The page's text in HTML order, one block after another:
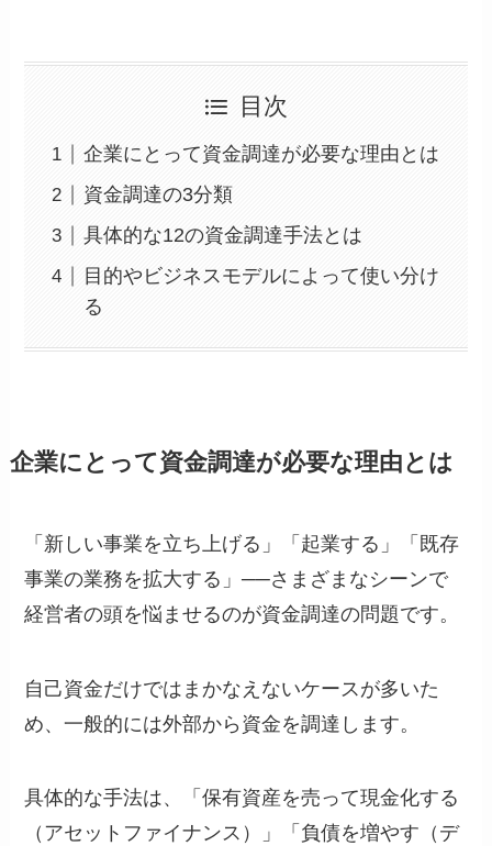
目次
企業にとって資金調達が必要な理由とは
資金調達の3分類
具体的な12の資金調達手法とは
目的やビジネスモデルによって使い分け
る
企業にとって資金調達が必要な理由とは
「新しい事業を立ち上げる」「起業する」「既存
事業の業務を拡大する」──さまざまなシーンで
経営者の頭を悩ませるのが資金調達の問題です。
自己資金だけではまかなえないケースが多いた
め、一般的には外部から資金を調達します。
具体的な手法は、「保有資産を売って現金化する
（アセットファイナンス）」「負債を増やす（デ